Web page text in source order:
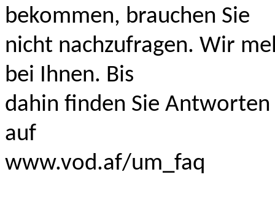
bekommen, brauchen Sie
nicht nachzufragen. Wir
bei Ihnen. Bis
dahin finden Sie
auf
www.vod.af/um_faq